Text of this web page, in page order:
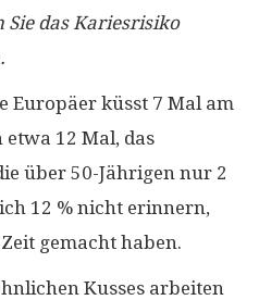
das Kariesrisiko
Europäer küsst 7 Mal am
etwa 12 Mal, das
über 50-Jährigen nur 2
12 % nicht erinnern,
gemacht haben.
Kusses arbeiten